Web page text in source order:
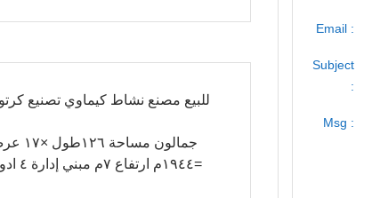
Email :
Subject
:
Msg :